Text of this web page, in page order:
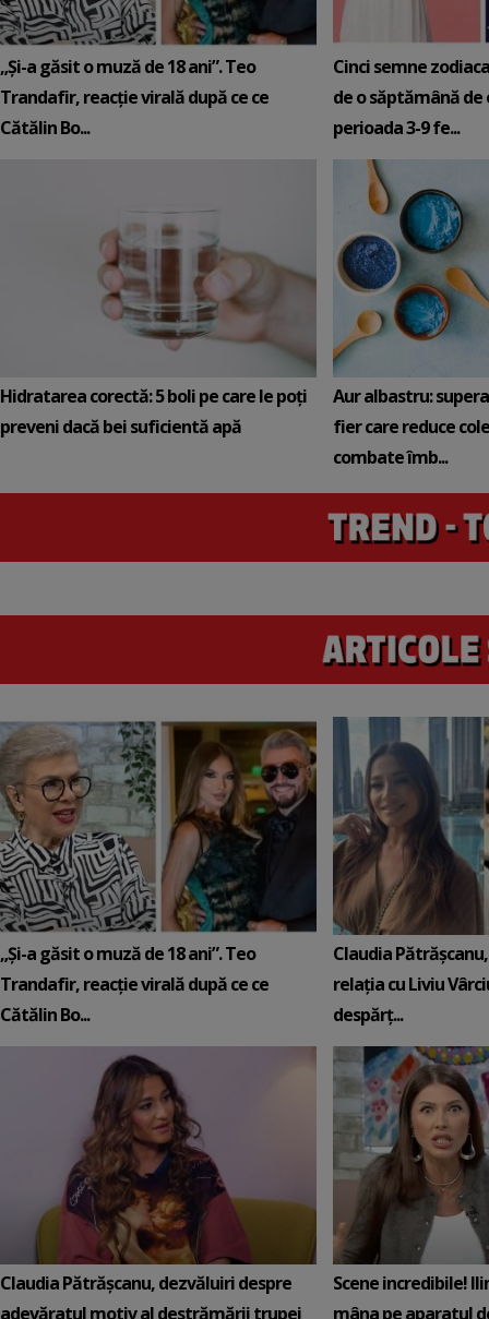
„Și-a găsit o muză de 18 ani”. Teo
Trandafir, reacție virală după ce ce
Cătălin Bo...
Cinci semne
de o săptămână de
perioada 3-9 fe...
Hidratarea corectă: 5 boli pe care le poți
preveni dacă bei suficientă apă
Aur albastru:
fier care reduce
combate îmb...
„Și-a găsit o muză de 18 ani”. Teo
Trandafir, reacție virală după ce ce
Cătălin Bo...
Claudia
relația cu Liviu
despărț...
Claudia Pătrășcanu, dezvăluiri despre
adevăratul motiv al destrămării trupei
Scene incredibile!
mâna pe aparatul